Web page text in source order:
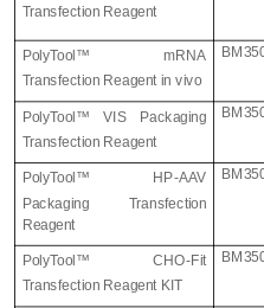
Transfection Reagent
PolyTool™ mRNA
Transfection Reagent in vivo
PolyTool™ VIS Packaging
Transfection Reagent
PolyTool™ HP-AAV
Packaging Transfection
Reagent
PolyTool™ CHO-Fit
Transfection Reagent KIT